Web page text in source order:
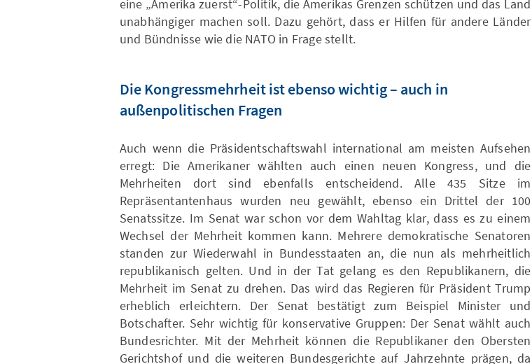
eine „Amerika zuerst“-Politik, die Amerikas Grenzen schützen und das Land
unabhängiger machen soll. Dazu gehört, dass er Hilfen für andere Länder
und Bündnisse wie die NATO in Frage stellt.
Die Kongressmehrheit ist ebenso wichtig – auch in
außenpolitischen Fragen
Auch wenn die Präsidentschaftswahl international am meisten Aufsehen
erregt: Die Amerikaner wählten auch einen neuen Kongress, und die
Mehrheiten dort sind ebenfalls entscheidend. Alle 435 Sitze im
Repräsentantenhaus wurden neu gewählt, ebenso ein Drittel der 100
Senatssitze. Im Senat war schon vor dem Wahltag klar, dass es zu einem
Wechsel der Mehrheit kommen kann. Mehrere demokratische Senatoren
standen zur Wiederwahl in Bundesstaaten an, die nun als mehrheitlich
republikanisch gelten. Und in der Tat gelang es den Republikanern, die
Mehrheit im Senat zu drehen. Das wird das Regieren für Präsident Trump
erheblich erleichtern. Der Senat bestätigt zum Beispiel Minister und
Botschafter. Sehr wichtig für konservative Gruppen: Der Senat wählt auch
Bundesrichter. Mit der Mehrheit können die Republikaner den Obersten
Gerichtshof und die weiteren Bundesgerichte auf Jahrzehnte prägen, da